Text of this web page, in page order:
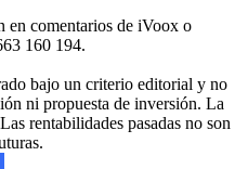
en comentarios de iVoox o
160 194.
bajo un criterio editorial y no
ni propuesta de inversión. La
rentabilidades pasadas no son